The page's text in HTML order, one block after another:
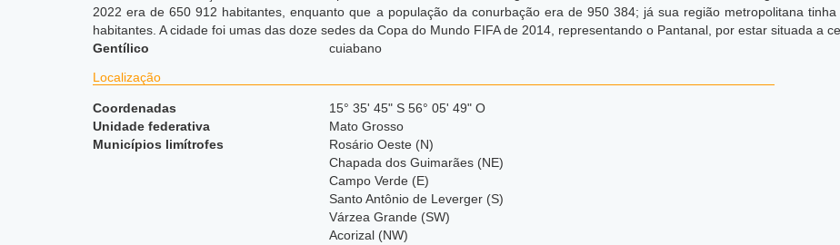
2022 era de 650 912 habitantes, enquanto que a população da conurbação era de 950 384; já sua região metropolitana
habitantes. A cidade foi umas das doze sedes da Copa do Mundo FIFA de 2014, representando o Pantanal, por estar situada a
Gentílico
cuiabano
Localização
Coordenadas
15° 35' 45" S 56° 05' 49" O
Unidade federativa
Mato Grosso
Municípios limítrofes
Rosário Oeste (N)
Chapada dos Guimarães (NE)
Campo Verde (E)
Santo Antônio de Leverger (S)
Várzea Grande (SW)
Acorizal (NW)